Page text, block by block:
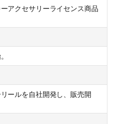
アクセサリーライセンス商品
ールを自社開発し、販売開